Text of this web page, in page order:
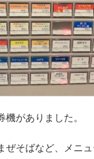
機がありました。
ぜそばなど、メニ